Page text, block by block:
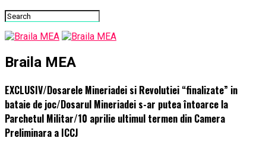
Braila MEA
EXCLUSIV/Dosarele Mineriadei si Revolutiei “finalizate” in
bataie de joc/Dosarul Mineriadei s-ar putea întoarce la
Parchetul Militar/10 aprilie ultimul termen din Camera
Preliminara a ICCJ